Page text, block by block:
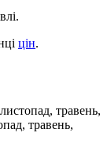
цін.
травень,
травень,